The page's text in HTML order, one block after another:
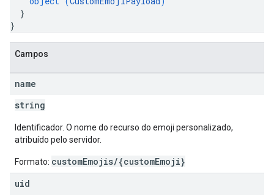
}
}
Campos
name
string
Identificador. O nome do recurso do emoji personalizado,
atribuído pelo servidor.
Formato: customEmojis/{customEmoji}
uid